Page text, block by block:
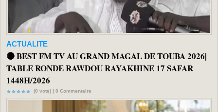
ACTUALITE
🔴 BEST FM TV AU GRAND MAGAL DE TOUBA 2026|
TABLE RONDE RAWDOU RAYAKHINE 17 SAFAR
1448H/2026
(0 vote) | 0 Commentaire